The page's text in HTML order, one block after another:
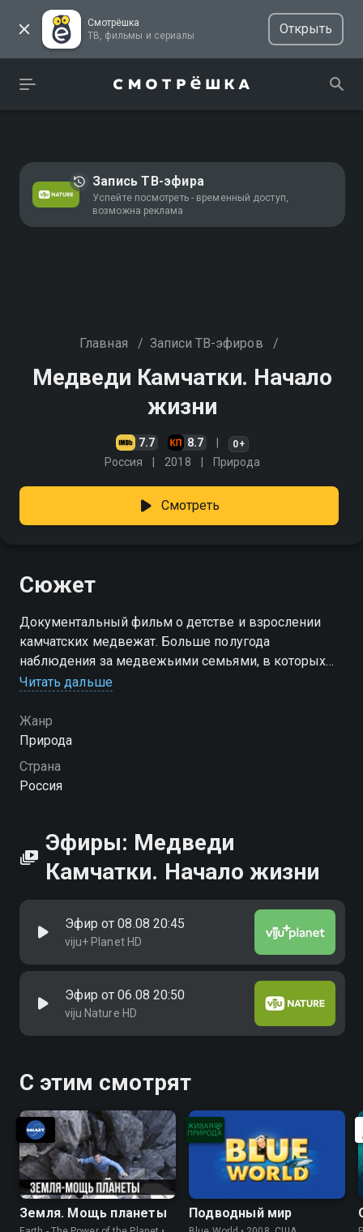
Смотрёшка
ТВ, фильмы и сериалы
Открыть
Запись ТВ-эфира
Успейте посмотреть - временный доступ,
возможна реклама
Главная / Записи ТВ-эфиров /
Медведи Камчатки. Начало
жизни
7.7 8.7 0+
Россия 2018 Природа
Смотреть
Сюжет
Документальный фильм о детстве и взрослении
камчатских медвежат. Больше полугода
наблюдения за медвежьими семьями, в которых
неумелые детёныши проходят школу выживания в
Читать дальше
Жанр
Природа
Страна
Россия
Эфиры: Медведи
Камчатки. Начало жизни
Эфир от 08.08 20:45
viju+ Planet HD
Эфир от 06.08 20:50
viju Nature HD
С этим смотрят
Земля. Мощь планеты Подводный мир